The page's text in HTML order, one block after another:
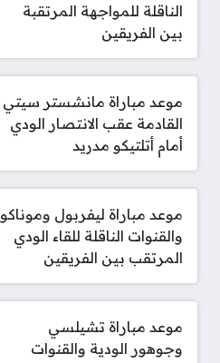
الناقلة للمواجهة المرتقبة
بين الفريقين
موعد مباراة مانشستر سيتي
القادمة عقب الانتصار الودي
أمام أتلتيكو مدريد
موعد مباراة ليفربول وموناكو
والقنوات الناقلة للقاء الودي
المرتقب بين الفريقين
موعد مباراة تشيلسي
وجوهور الودية والقنوات